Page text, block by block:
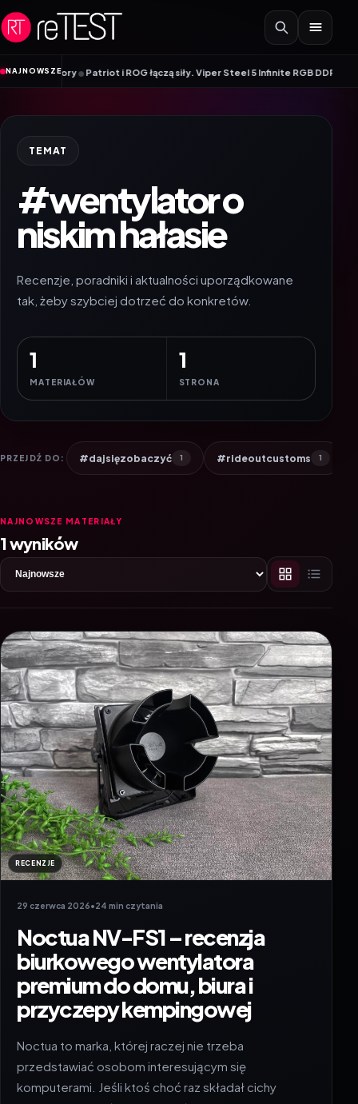
Przejdź do treści
NAJNOWSZE
monitory• Patriot i ROG łączą siły. Viper Steel 5 Infinite RGB DDR5 ROG
TEMAT
#wentylator o
niskim hałasie
Recenzje, poradniki i aktualności uporządkowane
tak, żeby szybciej dotrzeć do konkretów.
1
MATERIAŁÓW
1
STRONA
PRZEJDŹ DO: #dajsięzobaczyć 1 #rideoutcustoms 1
NAJNOWSZE MATERIAŁY
1 wyników
RECENZJE
29 czerwca 2026•24 min czytania
Noctua NV-FS1 – recenzja
biurkowego wentylatora
premium do domu, biura i
przyczepy kempingowej
Noctua to marka, której raczej nie trzeba
przedstawiać osobom interesującym się
komputerami. Jeśli ktoś choć raz składał cichy